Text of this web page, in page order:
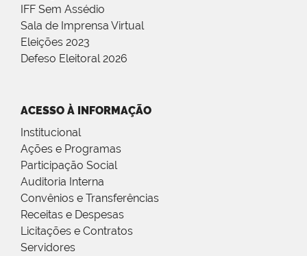
IFF Sem Assédio
Sala de Imprensa Virtual
Eleições 2023
Defeso Eleitoral 2026
ACESSO À INFORMAÇÃO
Institucional
Ações e Programas
Participação Social
Auditoria Interna
Convênios e Transferências
Receitas e Despesas
Licitações e Contratos
Servidores